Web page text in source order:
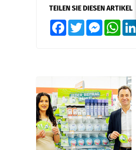
TEILEN SIE DIESEN ARTIKEL
FacebookTwitter Messenger